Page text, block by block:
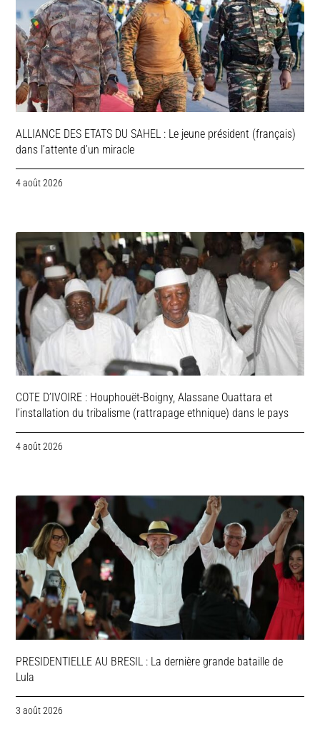
ALLIANCE DES ETATS DU SAHEL : Le jeune président (français)
dans l’attente d’un miracle
4 août 2026
COTE D’IVOIRE : Houphouët-Boigny, Alassane Ouattara et
l’installation du tribalisme (rattrapage ethnique) dans le pays
4 août 2026
PRESIDENTIELLE AU BRESIL : La dernière grande bataille de
Lula
3 août 2026